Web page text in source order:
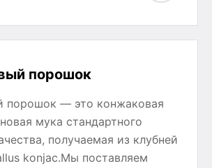
порошок
порошок — это конжаковая
мука стандартного
получаемая из клубней
konjac.Мы поставляем